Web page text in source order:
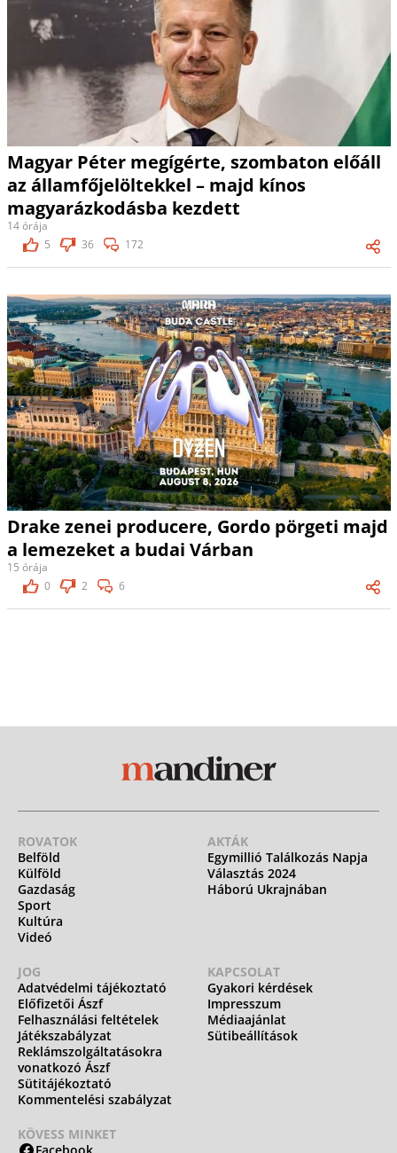
Magyar Péter megígérte, szombaton előáll
az államfőjelöltekkel – majd kínos
magyarázkodásba kezdett
14 órája
5
36 172
Drake zenei producere, Gordo pörgeti majd
a lemezeket a budai Várban
15 órája
0
2 6
ROVATOK
Belföld
Külföld
Gazdaság
Sport
Kultúra
Videó
AKTÁK
Egymillió Találkozás Napja
Választás 2024
Háború Ukrajnában
JOG
Adatvédelmi tájékoztató
Előfizetői Ászf
Felhasználási feltételek
Játékszabályzat
Reklámszolgáltatásokra
vonatkozó Ászf
Sütitájékoztató
Kommentelési szabályzat
KAPCSOLAT
Gyakori kérdések
Impresszum
Médiaajánlat
Sütibeállítások
KÖVESS MINKET